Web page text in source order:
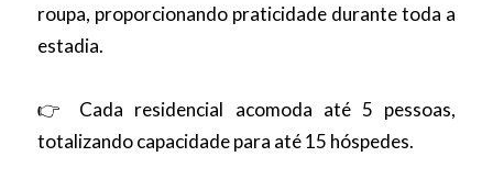
roupa, proporcionando praticidade durante toda a
estadia.
👉 Cada residencial acomoda até 5 pessoas,
totalizando capacidade para até 15 hóspedes.